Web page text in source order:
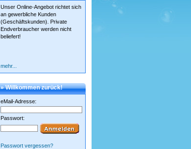
Unser Online-Angebot richtet sich
an gewerbliche Kunden
(Geschäftskunden). Private
Endverbraucher werden nicht
beliefert!
mehr...
» Willkommen zurück!
eMail-Adresse:
Passwort:
Passwort vergessen?